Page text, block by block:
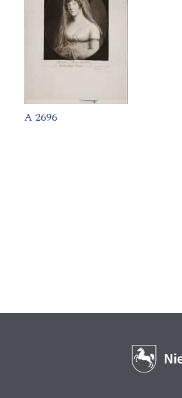
A 2696